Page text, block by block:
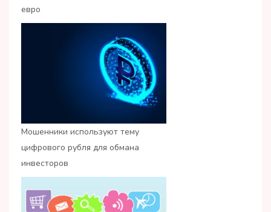
евро
Мошенники используют тему
цифрового рубля для обмана
инвесторов